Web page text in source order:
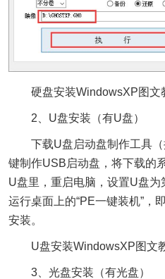
硬盘安装WindowsXP图文
2、U盘安装（有U盘）
下载U盘启动盘制作工具（
键制作USB启动盘，将下载的
U盘里，重启电脑，设置U盘为
运行桌面上的“PE一键装机”，
安装。
U盘安装WindowsXP图文教
3、光盘安装（有光盘）